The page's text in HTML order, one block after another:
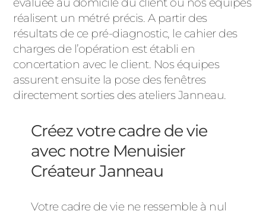
réalisent un métré précis. A partir des
résultats de ce pré-diagnostic, le cahier des
charges de l’opération est établi en
concertation avec le client. Nos équipes
assurent ensuite la pose des fenêtres
directement sorties des ateliers Janneau.
Créez votre cadre de vie
avec notre Menuisier
Créateur Janneau
Votre cadre de vie ne ressemble à nul